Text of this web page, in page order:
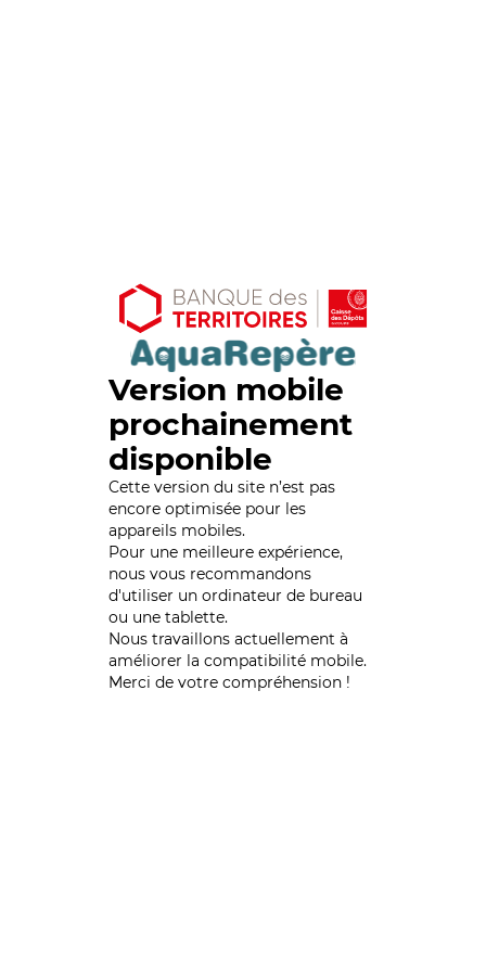
Version mobile
prochainement
disponible
Cette version du site n’est pas
encore optimisée pour les
appareils mobiles.
Pour une meilleure expérience,
nous vous recommandons
d'utiliser un ordinateur de bureau
ou une tablette.
Nous travaillons actuellement à
améliorer la compatibilité mobile.
Merci de votre compréhension !